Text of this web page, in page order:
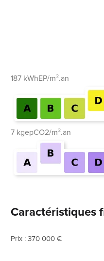
187 kWhEP/m².an
7 kgepCO2/m².an
Caractéristiques
Prix : 370 000 €